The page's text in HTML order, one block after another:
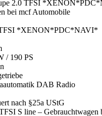
*XENON*PDC*NAVI*
/ 190 PS
DAB Radio
nach §25a UStG